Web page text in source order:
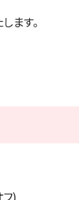
ます。